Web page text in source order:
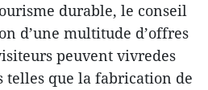
durable, le conseil
d’une multitude d’offres
peuvent vivredes
telles que la fabrication de